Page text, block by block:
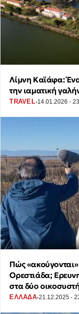
Λίμνη Καϊάφα:
την ιαματική
TRAVEL·14.01.2026 -
Πώς «ακούγονται»
Ορεστιάδα;
στα δύο
ΕΛΛΑΔΑ·21.12.2025 -